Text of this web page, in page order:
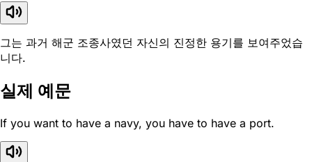
그는 과거 해군 조종사였던 자신의 진정한 용기를 보여주었습
니다.
실제 예문
If you want to have a navy, you have to have a port.